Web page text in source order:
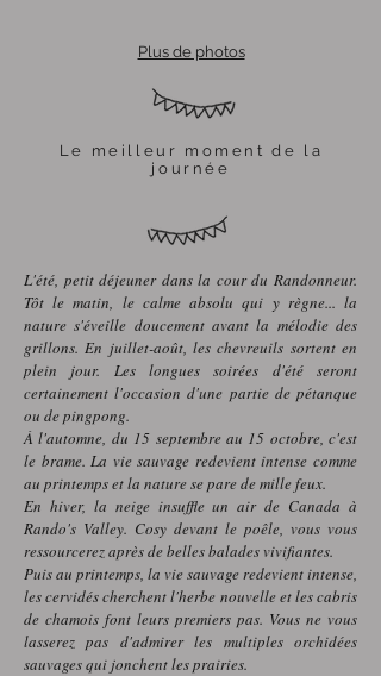
Plus de photos
Le meilleur moment de la
journée
L'été, petit déjeuner dans la cour du Randonneur.
Tôt le matin, le calme absolu qui y règne... la
nature s'éveille doucement avant la mélodie des
grillons. En juillet-août, les chevreuils sortent en
plein jour. Les longues soirées d'été seront
certainement l'occasion d'une partie de pétanque
ou de pingpong.
À l'automne, du 15 septembre au 15 octobre, c'est
le brame. La vie sauvage redevient intense comme
au printemps et la nature se pare de mille feux.
En hiver, la neige insuffle un air de Canada à
Rando's Valley. Cosy devant le poêle, vous vous
ressourcerez après de belles balades vivifiantes.
Puis au printemps, la vie sauvage redevient intense,
les cervidés cherchent l'herbe nouvelle et les cabris
de chamois font leurs premiers pas. Vous ne vous
lasserez pas d'admirer les multiples orchidées
sauvages qui jonchent les prairies.